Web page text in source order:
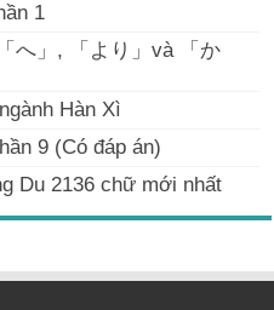
1
へ」, 「より」và 「か
Hàn Xì
9 (Có đáp án)
Du 2136 chữ mới nhất